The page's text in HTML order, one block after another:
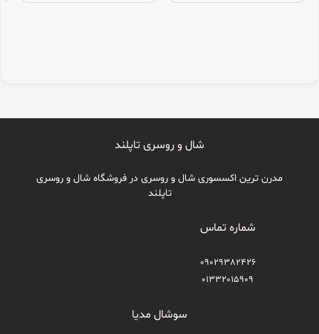
شال و روسری تاپلند
مدرن ترین اکسسوری شال و روسری در فروشگاه شال و روسری
تاپلند
شماره تماس
09029382426
01332015909
سوشال مدیا